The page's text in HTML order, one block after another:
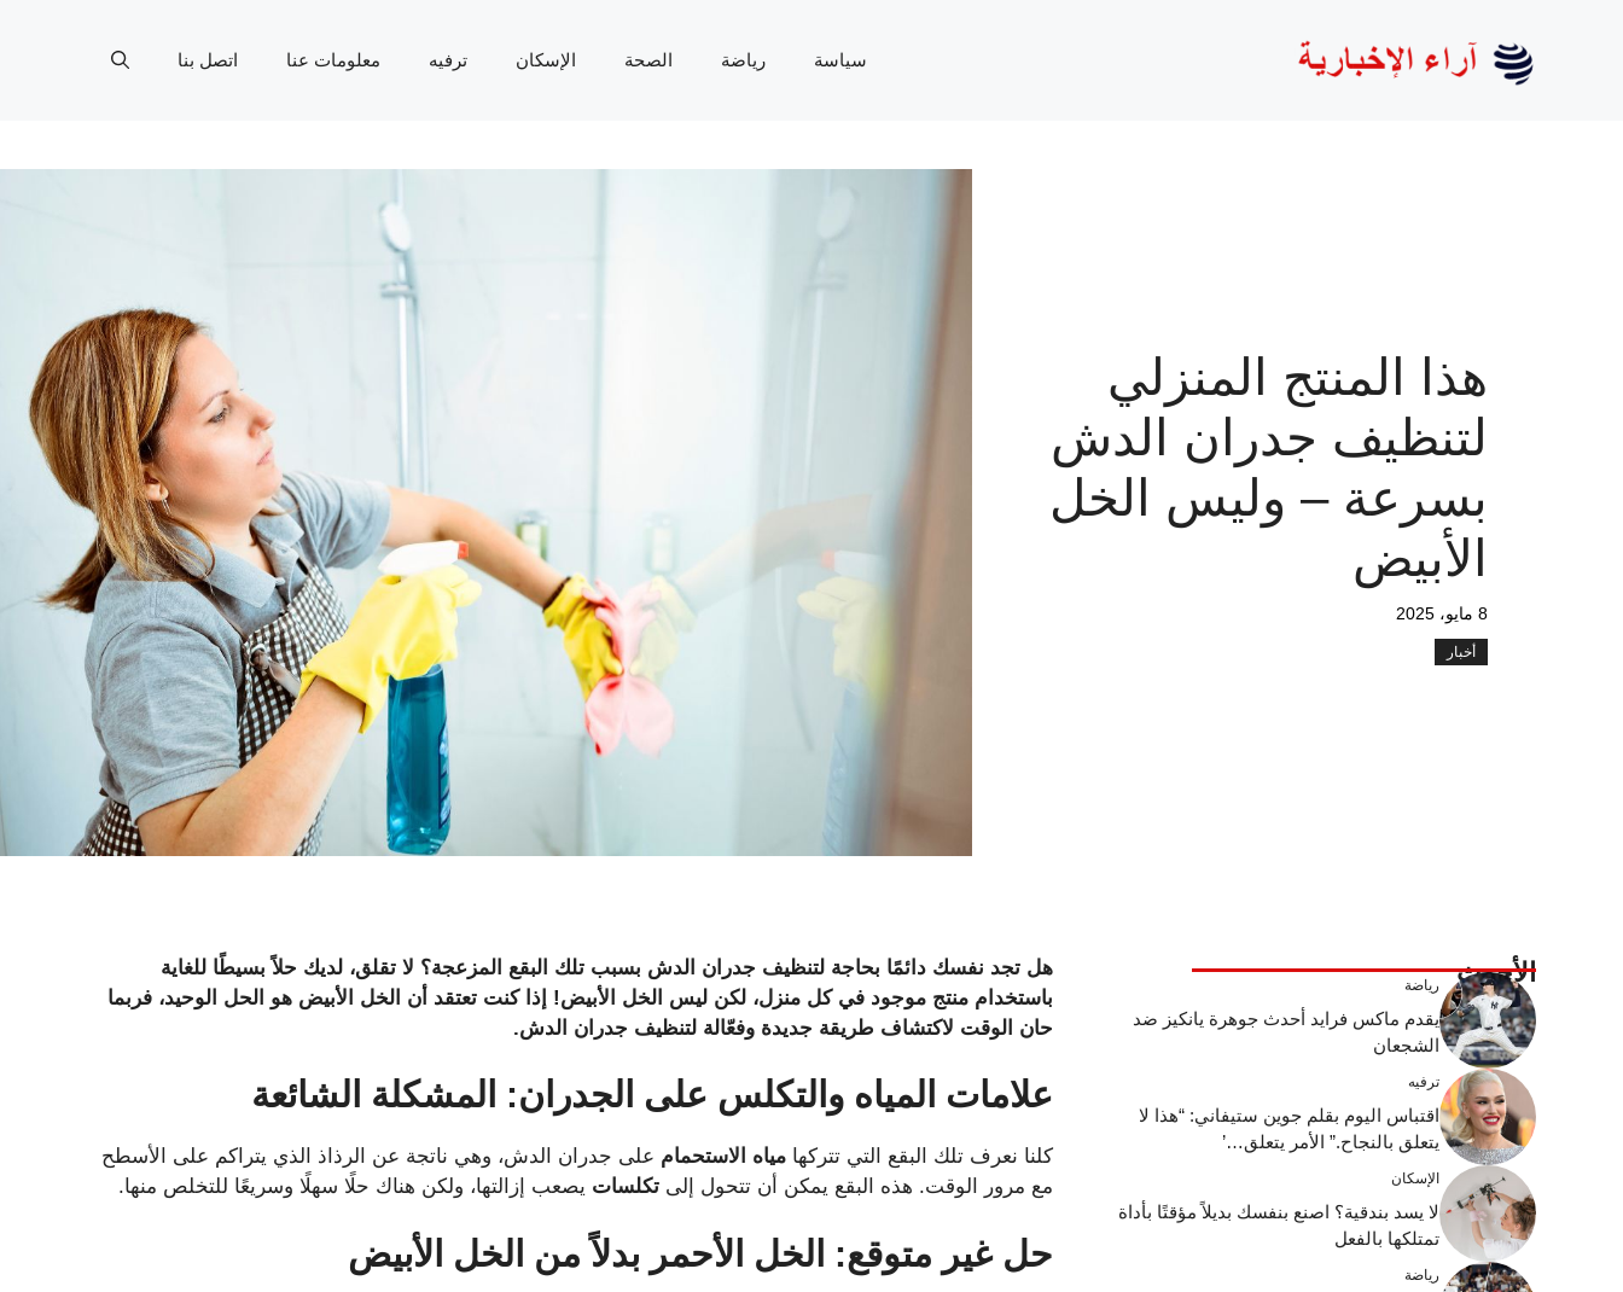
سياسة رياضة الصحة الإسكان ترفيه معلومات عنا اتصل بنا
هذا المنتج المنزلي
لتنظيف جدران الدش
بسرعة – وليس الخل
الأبيض
8 مايو، 2025
أخبار
هل تجد نفسك دائمًا بحاجة لتنظيف جدران الدش بسبب تلك البقع المزعجة؟ لا تقلق، لديك حلاً بسيطًا للغاية
باستخدام منتج موجود في كل منزل، لكن ليس الخل الأبيض! إذا كنت تعتقد أن الخل الأبيض هو الحل الوحيد، فربما
حان الوقت لاكتشاف طريقة جديدة وفعّالة لتنظيف جدران الدش.
علامات المياه والتكلس على الجدران: المشكلة الشائعة
كلنا نعرف تلك البقع التي تتركها مياه الاستحمام على جدران الدش، وهي ناتجة عن الرذاذ الذي يتراكم على الأسطح
مع مرور الوقت. هذه البقع يمكن أن تتحول إلى تكلسات يصعب إزالتها، ولكن هناك حلًا سهلًا وسريعًا للتخلص منها.
حل غير متوقع: الخل الأحمر بدلاً من الخل الأبيض
الأحدث رياضة
يقدم ماكس فرايد أحدث جوهرة يانكيز ضد
الشجعان
ترفيه
اقتباس اليوم بقلم جوين ستيفاني: “هذا لا
يتعلق بالنجاح.” الأمر يتعلق…’
الإسكان
لا يسد بندقية؟ اصنع بنفسك بديلاً مؤقتًا بأداة
تمتلكها بالفعل
رياضة